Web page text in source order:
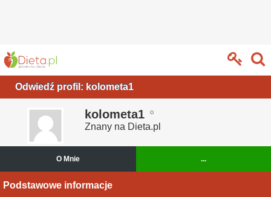
Odwiedź profil: kolometa1
kolometa1
Znany na Dieta.pl
O Mnie ...
Podstawowe informacje